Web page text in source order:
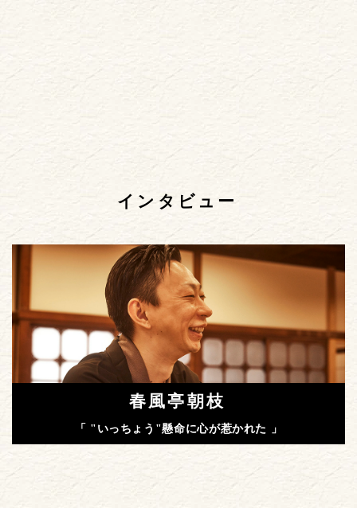
インタビュー
春風亭朝枝
「 "いっちょう"懸命に心が惹かれた 」